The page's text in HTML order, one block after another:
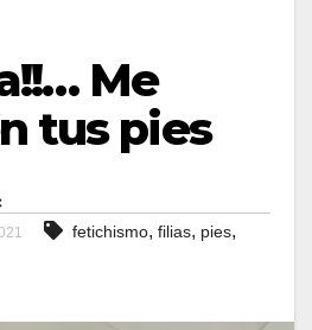
Me
tus pies
fetichismo, filias, pies,